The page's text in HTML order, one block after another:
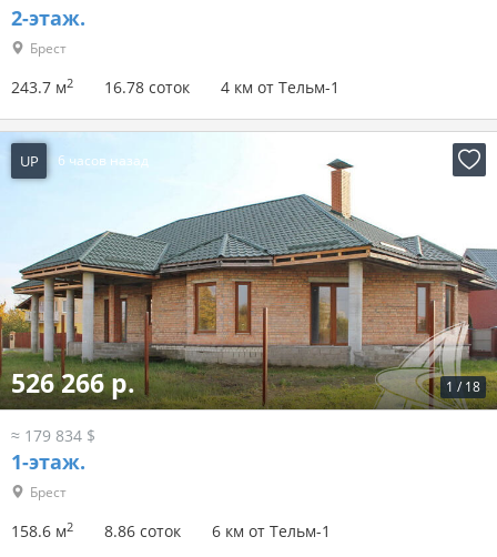
2-этаж.
Брест
243.7 м2 16.78 соток 4 км от Тельм-1
UP 6 часов назад
1 / 18
526 266 р.
≈ 179 834 $
1-этаж.
Брест
158.6 м2 8.86 соток 6 км от Тельм-1